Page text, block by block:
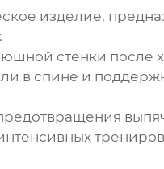
изделие,
стенки после
в спине и